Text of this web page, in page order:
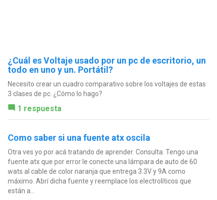
¿Cuál es Voltaje usado por un pc de escritorio, un
todo en uno y un. Portátil?
Necesito crear un cuadro comparativo sobre los voltajes de estas
3 clases de pc. ¿Cómo lo hago?
1 respuesta
Como saber si una fuente atx oscila
Otra ves yo por acá tratando de aprender. Consulta. Tengo una
fuente atx que por error le conecte una lámpara de auto de 60
wats al cable de color naranja que entrega 3.3V y 9A como
máximo. Abrí dicha fuente y reemplace los electrolíticos que
están a...